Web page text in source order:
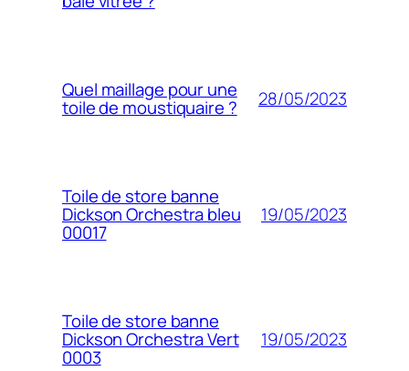
Quel maillage pour une
toile de moustiquaire ? 28/05/2023
Toile de store banne
Dickson Orchestra bleu
00017
19/05/2023
Toile de store banne
Dickson Orchestra Vert
0003
19/05/2023